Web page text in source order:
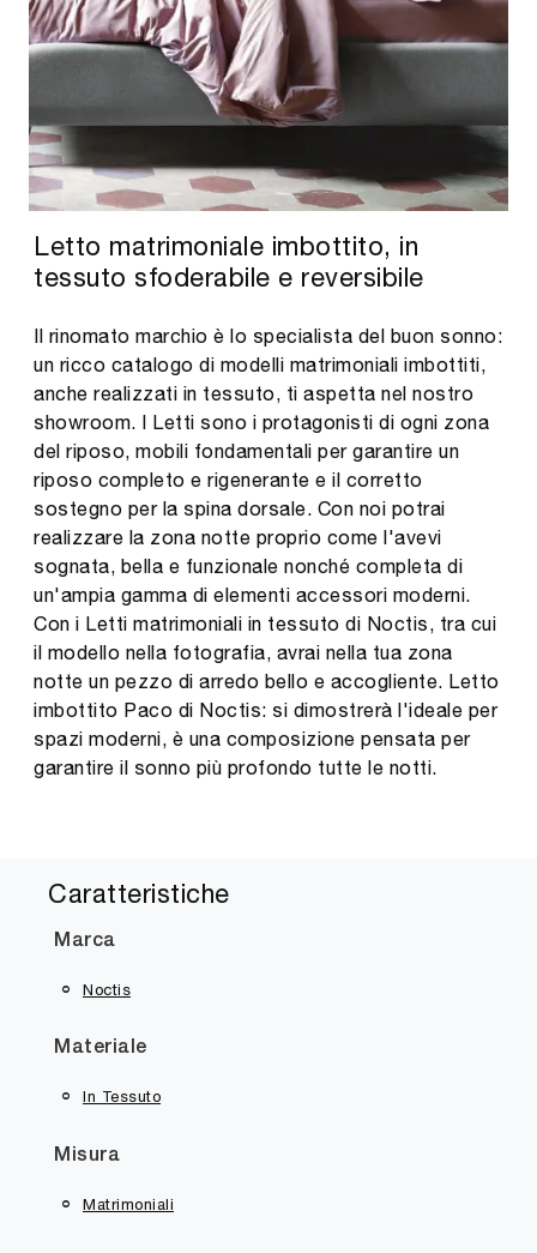
Letto matrimoniale imbottito, in
tessuto sfoderabile e reversibile
Il rinomato marchio è lo specialista del buon sonno:
un ricco catalogo di modelli matrimoniali imbottiti,
anche realizzati in tessuto, ti aspetta nel nostro
showroom. I Letti sono i protagonisti di ogni zona
del riposo, mobili fondamentali per garantire un
riposo completo e rigenerante e il corretto
sostegno per la spina dorsale. Con noi potrai
realizzare la zona notte proprio come l'avevi
sognata, bella e funzionale nonché completa di
un'ampia gamma di elementi accessori moderni.
Con i Letti matrimoniali in tessuto di Noctis, tra cui
il modello nella fotografia, avrai nella tua zona
notte un pezzo di arredo bello e accogliente. Letto
imbottito Paco di Noctis: si dimostrerà l'ideale per
spazi moderni, è una composizione pensata per
garantire il sonno più profondo tutte le notti.
Caratteristiche
Marca
Noctis
Materiale
In Tessuto
Misura
Matrimoniali